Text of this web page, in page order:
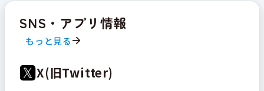
SNS・アプリ情報
もっと見る
X(旧Twitter)